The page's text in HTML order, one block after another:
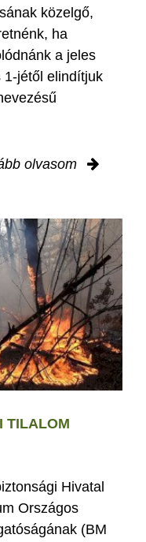
közelgő,
ha
a jeles
1-jétől elindítjuk
olvasom
TILALOM
Hivatal
Országos
(BM